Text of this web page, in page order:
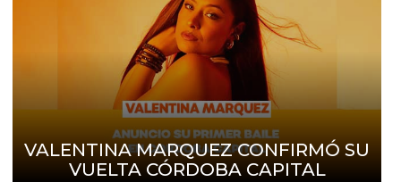
VALENTINA MARQUEZ CONFIRMÓ SU
VUELTA CÓRDOBA CAPITAL